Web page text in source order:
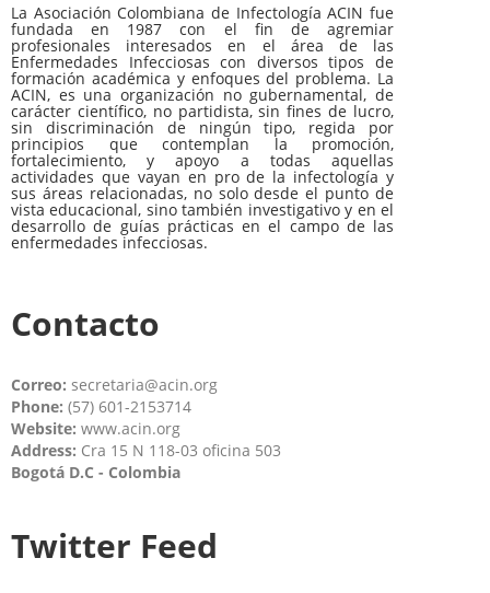
La Asociación Colombiana de Infectología ACIN fue
fundada en 1987 con el fin de agremiar
profesionales interesados en el área de las
Enfermedades Infecciosas con diversos tipos de
formación académica y enfoques del problema. La
ACIN, es una organización no gubernamental, de
carácter científico, no partidista, sin fines de lucro,
sin discriminación de ningún tipo, regida por
principios que contemplan la promoción,
fortalecimiento, y apoyo a todas aquellas
actividades que vayan en pro de la infectología y
sus áreas relacionadas, no solo desde el punto de
vista educacional, sino también investigativo y en el
desarrollo de guías prácticas en el campo de las
enfermedades infecciosas.
Contacto
Correo: secretaria@acin.org
Phone: (57) 601-2153714
Website: www.acin.org
Address: Cra 15 N 118-03 oficina 503
Bogotá D.C - Colombia
Twitter Feed